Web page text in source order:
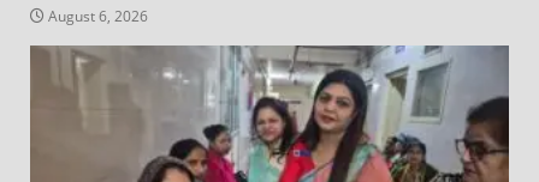
August 6, 2026